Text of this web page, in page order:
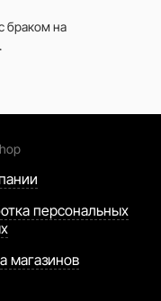
браком на
персональных
магазинов